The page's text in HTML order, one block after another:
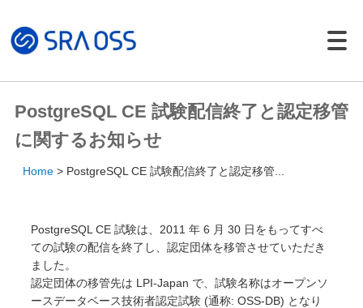
製品・サービス一覧
サポートサービス
トレーニング
導入事例
イベント・セミナー
PostgreSQL CE 試験配信終了と認定移管
に関するお知らせ
Home PostgreSQL CE 試験配信終了と認定移管...
PostgreSQL CE 試験は、2011 年 6 月 30 日をもってすべ
ての試験の配信を終了し、認定団体を移管させていただき
ました。
認定団体の移管先は LPI-Japan で、試験名称はオープンソ
ースデータベース技術者認定試験 (通称: OSS-DB) となり